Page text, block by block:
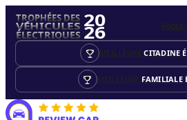
TROPHÉES DES
VÉHICULES
ÉLECTRIQUES
20
26
MEILLEURECITADINE
MEILLEURE FAMILIALE